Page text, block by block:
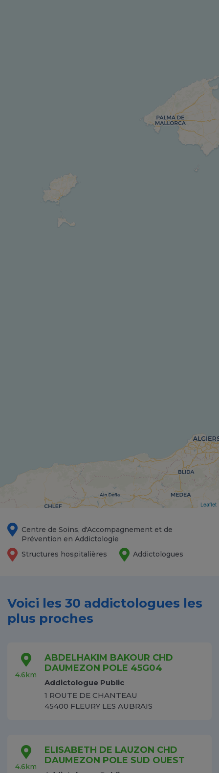
Leaflet
Centre de Soins, d'Accompagnement et de
Prévention en Addictologie
Structures hospitalières
Addictologues
Voici les 30 addictologues les
plus proches
4.6km
ABDELHAKIM BAKOUR CHD
DAUMEZON POLE 45G04
Addictologue Public
1 ROUTE DE CHANTEAU
45400 FLEURY LES AUBRAIS
4.6km
ELISABETH DE LAUZON CHD
DAUMEZON POLE SUD OUEST